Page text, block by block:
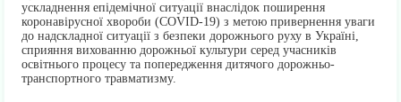
ускладнення епідемічної ситуації внаслідок поширення
коронавірусної хвороби (COVID-19) з метою привернення уваги
до надскладної ситуації з безпеки дорожнього руху в Україні,
сприяння вихованню дорожньої культури серед учасників
освітнього процесу та попередження дитячого дорожньо-
транспортного травматизму.